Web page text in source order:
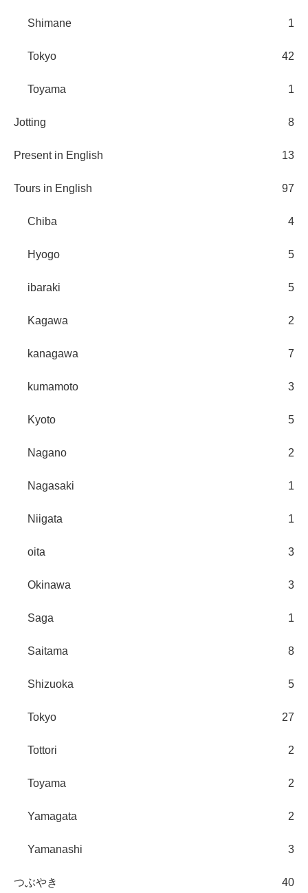
Shimane 1
Tokyo 42
Toyama 1
Jotting 8
Present in English 13
Tours in English 97
Chiba 4
Hyogo 5
ibaraki 5
Kagawa 2
kanagawa 7
kumamoto 3
Kyoto 5
Nagano 2
Nagasaki 1
Niigata 1
oita 3
Okinawa 3
Saga 1
Saitama 8
Shizuoka 5
Tokyo 27
Tottori 2
Toyama 2
Yamagata 2
Yamanashi 3
つぶやき 40